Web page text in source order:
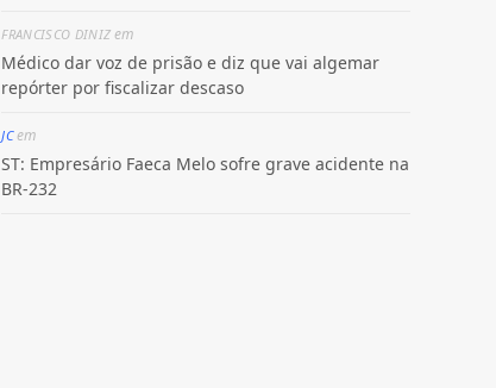
FRANCISCO DINIZ em
Médico dar voz de prisão e diz que vai algemar
repórter por fiscalizar descaso
JCem
ST: Empresário Faeca Melo sofre grave acidente na
BR-232